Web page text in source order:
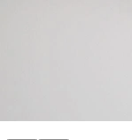
Van Mossel